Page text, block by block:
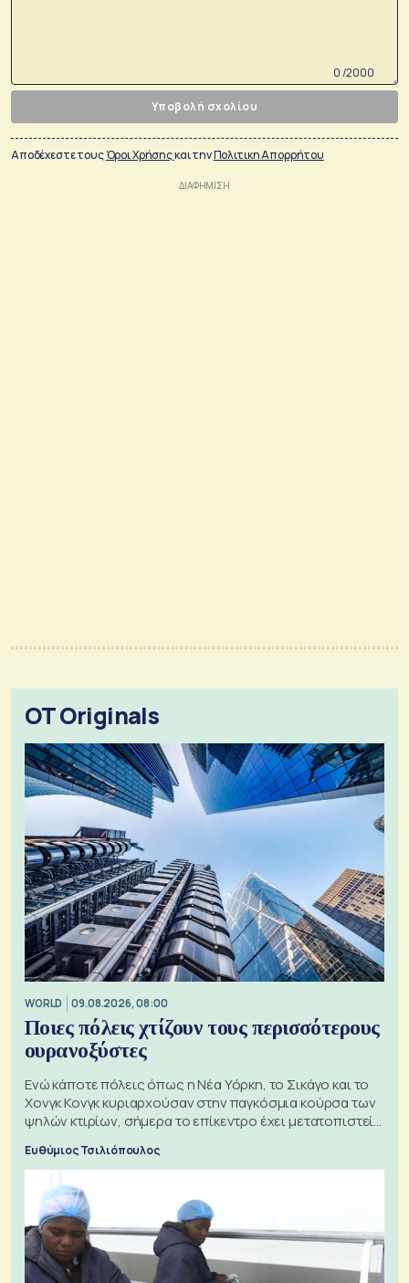
0 /2000
Υποβολή σχολίου
Αποδέχεστε τουςΌροι Χρήσηςκαι τηνΠολιτικη Απορρήτου
OT Originals
WORLD 09.08.2026, 08:00
Ποιες πόλεις χτίζουν τους περισσότερους
ουρανοξύστες
Ενώ κάποτε πόλεις όπως η Νέα Υόρκη, το Σικάγο και το
Χονγκ Κονγκ κυριαρχούσαν στην παγκόσμια κούρσα των
ψηλών κτιρίων, σήμερα το επίκεντρο έχει μετατοπιστεί
Ευθύμιος Τσιλιόπουλος